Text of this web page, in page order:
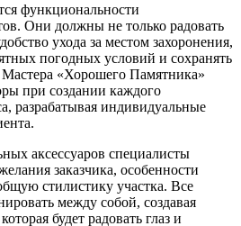
функциональности
Они должны не только радовать
ухода за местом захоронения,
погодных условий и сохранять
Мастера «Хорошего Памятника»
при создании каждого
разрабатывая индивидуальные
аксессуаров специалисты
заказчика, особенности
стилистику участка. Все
между собой, создавая
будет радовать глаз и